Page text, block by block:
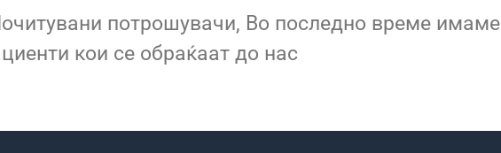
потрошувачи, Во последно време имаме
кои се обраќаат до нас